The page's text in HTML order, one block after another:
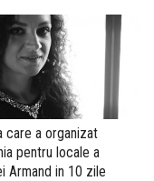
care a organizat
pentru locale a
Armand in 10 zile